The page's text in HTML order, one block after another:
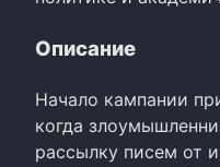
Описание
Начало кампании
когда
рассылку писем от